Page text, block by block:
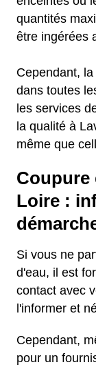
quantités
être ingérées
Cependant,
dans toutes
les services
la qualité à
même que
Coupure
Loire :
Si vous ne
d'eau, il est
contact avec
l'informer et
Cependant,
pour un